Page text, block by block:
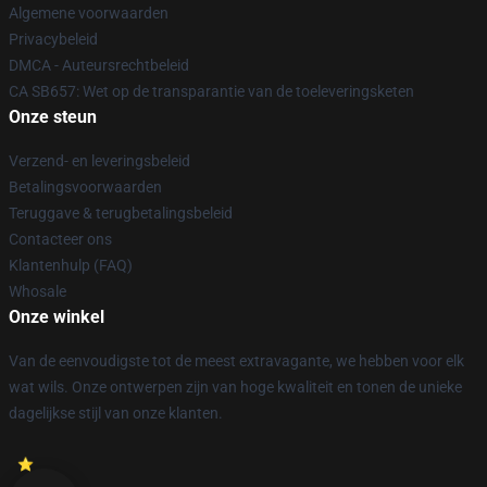
Algemene voorwaarden
Privacybeleid
DMCA - Auteursrechtbeleid
CA SB657: Wet op de transparantie van de toeleveringsketen
Onze steun
Verzend- en leveringsbeleid
Betalingsvoorwaarden
Teruggave & terugbetalingsbeleid
Contacteer ons
Klantenhulp (FAQ)
Whosale
Onze winkel
Van de eenvoudigste tot de meest extravagante, we hebben voor elk
wat wils. Onze ontwerpen zijn van hoge kwaliteit en tonen de unieke
dagelijkse stijl van onze klanten.